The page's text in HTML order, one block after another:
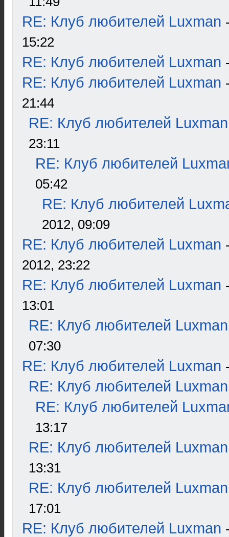
RE: Клуб любителей Luxman
15:22
RE: Клуб любителей Luxman
RE: Клуб любителей Luxman
21:44
RE: Клуб любителей Luxman
23:11
RE: Клуб любителей
05:42
RE: Клуб любителей
2012, 09:09
RE: Клуб любителей Luxman
2012, 23:22
RE: Клуб любителей Luxman
13:01
RE: Клуб любителей Luxman
07:30
RE: Клуб любителей Luxman
RE: Клуб любителей Luxman
RE: Клуб любителей
13:17
RE: Клуб любителей Luxman
13:31
RE: Клуб любителей Luxman
17:01
RE: Клуб любителей Luxman